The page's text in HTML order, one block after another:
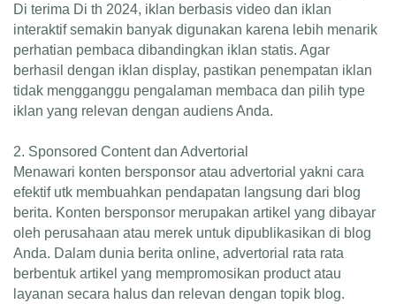
Di terima Di th 2024, iklan berbasis video dan iklan
interaktif semakin banyak digunakan karena lebih menarik
perhatian pembaca dibandingkan iklan statis. Agar
berhasil dengan iklan display, pastikan penempatan iklan
tidak mengganggu pengalaman membaca dan pilih type
iklan yang relevan dengan audiens Anda.
2. Sponsored Content dan Advertorial
Menawari konten bersponsor atau advertorial yakni cara
efektif utk membuahkan pendapatan langsung dari blog
berita. Konten bersponsor merupakan artikel yang dibayar
oleh perusahaan atau merek untuk dipublikasikan di blog
Anda. Dalam dunia berita online, advertorial rata rata
berbentuk artikel yang mempromosikan product atau
layanan secara halus dan relevan dengan topik blog.